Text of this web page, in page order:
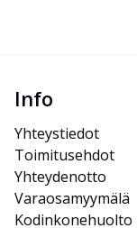
Info
Yhteystiedot
Toimitusehdot
Yhteydenotto
Varaosamyymälä
Kodinkonehuolto